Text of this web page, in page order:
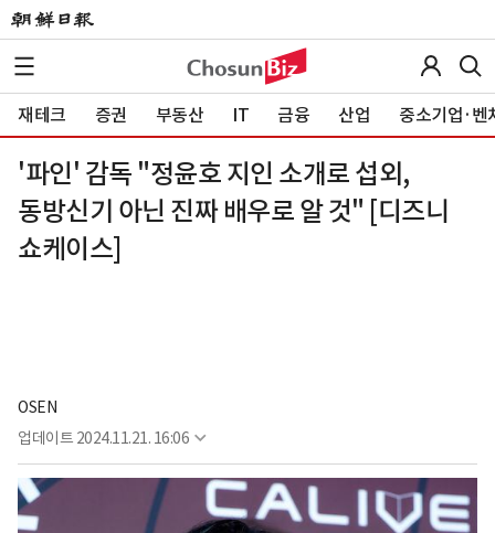
재테크 증권 부동산 IT 금융 산업 중소기업·벤
'파인' 감독 "정윤호 지인 소개로 섭외,
동방신기 아닌 진짜 배우로 알 것" [디즈니
쇼케이스]
OSEN
업데이트 2024.11.21. 16:06